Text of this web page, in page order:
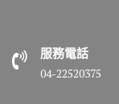
服務電話
04-22520375